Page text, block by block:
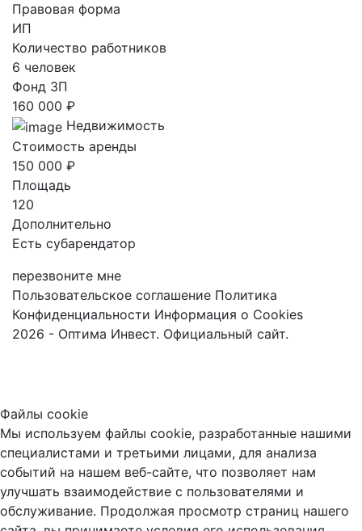
Правовая форма
ИП
Количество работников
6 человек
Фонд ЗП
160 000 ₽
Недвижимость
Стоимость аренды
150 000 ₽
Площадь
120
Дополнительно
Есть субарендатор
перезвоните мне
Пользовательское соглашение Политика
Конфиденциальности Информация о Cookies
2026 - Оптима Инвест. Официальный сайт.
Файлы cookie
Мы используем файлы cookie, разработанные нашими
специалистами и третьими лицами, для анализа
событий на нашем веб-сайте, что позволяет нам
улучшать взаимодействие с пользователями и
обслуживание. Продолжая просмотр страниц нашего